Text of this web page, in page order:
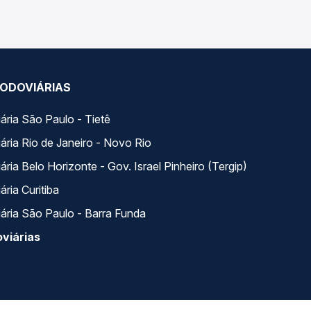
São Paulo - Tietê
Rio de Janeiro - Novo Rio
Belo Horizonte - Gov. Israel Pinheiro (Tergip)
Curitiba
São Paulo - Barra Funda